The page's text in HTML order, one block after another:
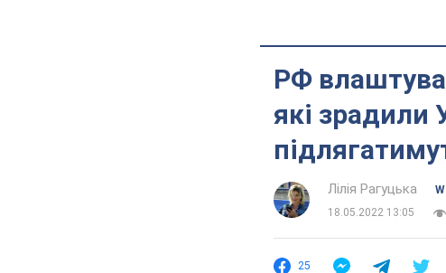
РФ
які зрадили
Лілія Рагуцька
18.05.2022 13:05
25